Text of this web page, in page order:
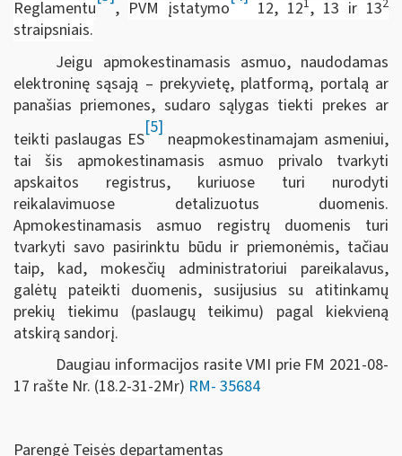
Reglamentu
, PVM įstatymo 12, 12 , 13 ir 13
straipsniais.
Jeigu apmokestinamasis asmuo, naudodamas
elektroninę sąsają – prekyvietę, platformą, portalą ar
panašias priemones, sudaro sąlygas tiekti prekes ar
teikti paslaugas ES
[5]
neapmokestinamajam asmeniui,
tai šis apmokestinamasis asmuo privalo tvarkyti
apskaitos registrus, kuriuose turi nurodyti
reikalavimuose detalizuotus duomenis.
Apmokestinamasis asmuo registrų duomenis turi
tvarkyti savo pasirinktu būdu ir priemonėmis, tačiau
taip, kad, mokesčių administratoriui pareikalavus,
galėtų pateikti duomenis, susijusius su atitinkamų
prekių tiekimu (paslaugų teikimu) pagal kiekvieną
atskirą sandorį.
Daugiau informacijos rasite VMI prie FM 2021-08-
17 rašte Nr. (18.2-31-2Mr) RM- 35684
Parengė Teisės departamentas